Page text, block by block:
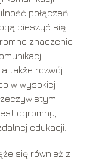
połączeń
cieszyć się
znaczenie
także rozwój
w wysokiej
ogromny,
edukacji.
się również z